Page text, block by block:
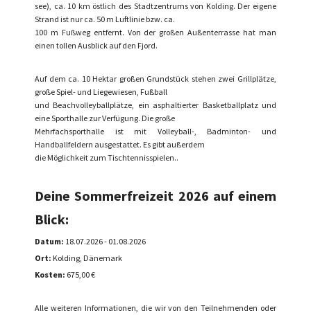
see), ca. 10 km östlich des Stadtzentrums von Kolding. Der eigene
Strand ist nur ca. 50 m Luftlinie bzw. ca.
100 m Fußweg entfernt. Von der großen Außenterrasse hat man
einen tollen Ausblick auf den Fjord.
Auf dem ca. 10 Hektar großen Grundstück stehen zwei Grillplätze,
große Spiel- und Liegewiesen, Fußball
und Beachvolleyballplätze, ein asphaltierter Basketballplatz und
eine Sporthalle zur Verfügung. Die große
Mehrfachsporthalle ist mit Volleyball-, Badminton- und
Handballfeldern ausgestattet. Es gibt außerdem
die Möglichkeit zum Tischtennisspielen..
Deine Sommerfreizeit 2026 auf einem
Blick:
Datum: 18.07.2026 - 01.08.2026
Ort: Kolding, Dänemark
Kosten: 675,00 €
Alle weiteren Informationen, die wir von den Teilnehmenden oder